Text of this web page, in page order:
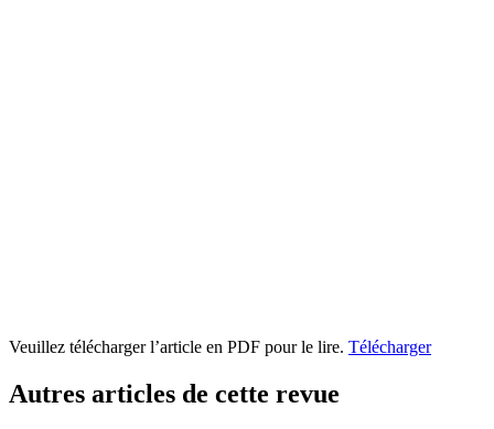
Veuillez télécharger l’article en PDF pour le lire. Télécharger
Autres articles de cette revue